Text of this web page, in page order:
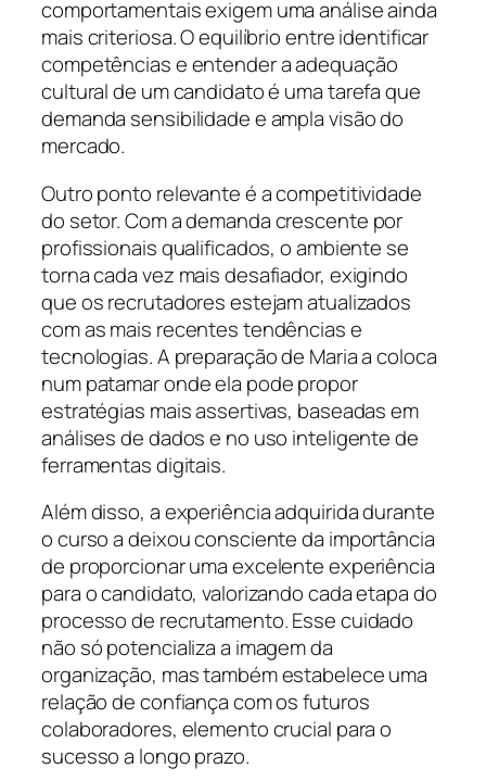
comportamentais exigem uma análise ainda
mais criteriosa. O equilíbrio entre identificar
competências e entender a adequação
cultural de um candidato é uma tarefa que
demanda sensibilidade e ampla visão do
mercado.
Outro ponto relevante é a competitividade
do setor. Com a demanda crescente por
profissionais qualificados, o ambiente se
torna cada vez mais desafiador, exigindo
que os recrutadores estejam atualizados
com as mais recentes tendências e
tecnologias. A preparação de Maria a coloca
num patamar onde ela pode propor
estratégias mais assertivas, baseadas em
análises de dados e no uso inteligente de
ferramentas digitais.
Além disso, a experiência adquirida durante
o curso a deixou consciente da importância
de proporcionar uma excelente experiência
para o candidato, valorizando cada etapa do
processo de recrutamento. Esse cuidado
não só potencializa a imagem da
organização, mas também estabelece uma
relação de confiança com os futuros
colaboradores, elemento crucial para o
sucesso a longo prazo.